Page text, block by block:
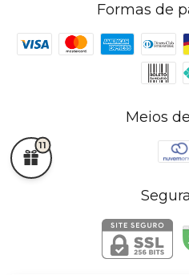
Formas de
Meios
11